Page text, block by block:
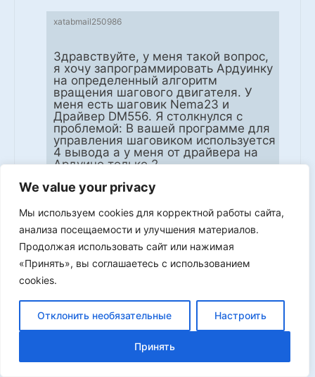
We value your privacy
Мы используем cookies для корректной работы сайта,
анализа посещаемости и улучшения материалов.
Продолжая использовать сайт или нажимая
«Принять», вы соглашаетесь с использованием
cookies.
Отклонить необязательные Настроить
Принять
xatabmail250986
Здравствуйте, у меня такой вопрос,
я хочу запрограммировать Ардуинку
на определенный алгоритм
вращения шагового двигателя. У
меня есть шаговик Nema23 и
Драйвер DM556. Я столкнулся с
проблемой: В вашей программе для
управления шаговиком используется
4 вывода а у меня от драйвера на
Ардуино только 2
Подскажите как я могу
0